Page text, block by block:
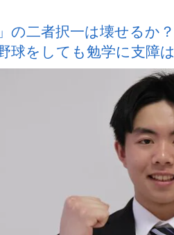
の二者択一は壊せるか
球をしても勉学に支障